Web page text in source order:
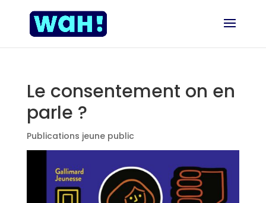
Le consentement on en
parle ?
Publications jeune public